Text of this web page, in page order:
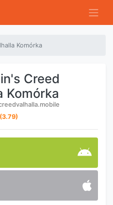
Komórka
Creed
Komórka
(3.79)